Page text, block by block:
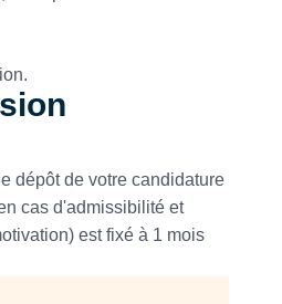
dépôt de votre candidature
cas d'admissibilité et
est fixé à 1 mois